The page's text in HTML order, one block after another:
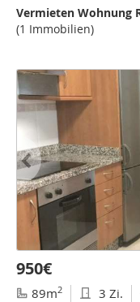
Vermieten Wohnung
(1 Immobilien)
950€
89m2 3 Zi.